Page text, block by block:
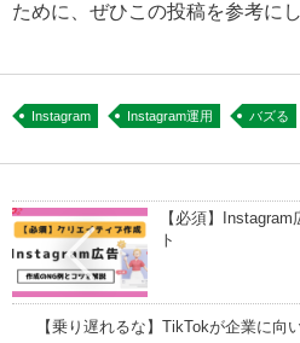
ために、ぜひこの投稿を参考に
Instagram Instagram運用 バズる
【必須】
ト
【乗り遅れるな】TikTokが企業に向